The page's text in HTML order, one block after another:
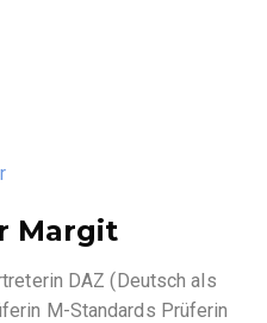
Margit
DAZ (Deutsch als
M-Standards Prüferin